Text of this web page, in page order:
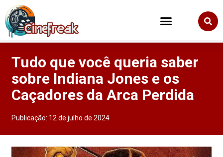
Tudo que você queria saber
sobre Indiana Jones e os
Caçadores da Arca Perdida
Publicação: 12 de julho de 2024